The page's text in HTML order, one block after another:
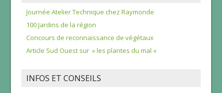
Journée Atelier Technique chez Raymonde
100 Jardins de la région
Concours de reconnaissance de végétaux
Article Sud Ouest sur » les plantes du mal «
INFOS ET CONSEILS